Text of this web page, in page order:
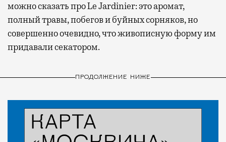
можно сказать про Le Jardinier: это аромат,
полный травы, побегов и буйных сорняков, но
совершенно очевидно, что живописную форму им
придавали секатором.
ПРОДОЛЖЕНИЕ НИЖЕ